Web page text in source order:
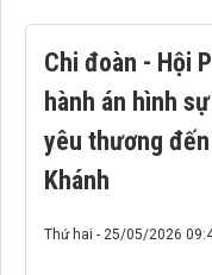
Chi đoàn - Hội
hành án hình
yêu thương
Khánh
Thứ hai - 25/05/2026